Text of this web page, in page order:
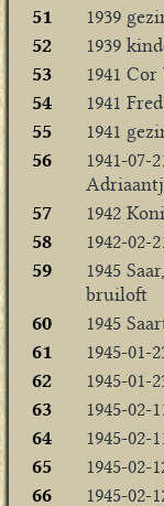
51
1939
52
1939
53
1941
54
1941
55
1941
56
1941-
57
1942
58
1942-02-
59
1945
bruiloft
60
1945
61
1945-
62
1945-
63
1945-02-
64
1945-02-
65
1945-
66
1945-